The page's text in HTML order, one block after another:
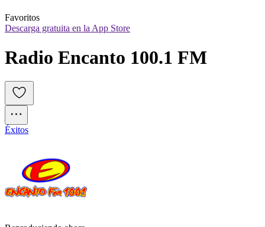
Favoritos
Descarga gratuita en la App Store
Radio Encanto 100.1 FM
Éxitos